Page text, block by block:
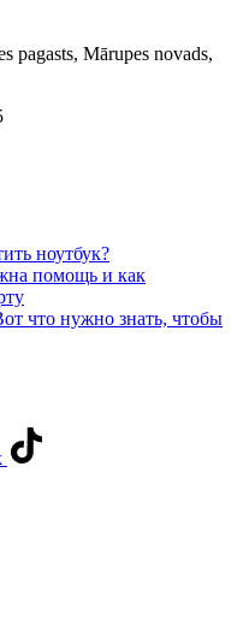
pagasts, Mārupes novads,
ноутбук?
помощь и как
что нужно знать, чтобы